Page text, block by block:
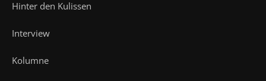
Hinter den Kulissen
Interview
Kolumne